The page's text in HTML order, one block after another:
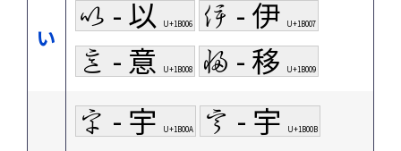
い
𛀆 - 以 U+1B006 𛀇 - 伊 U+1B007
𛀈 - 意 U+1B008 𛀉 - 移 U+1B009
𛀊 - 宇 U+1B00A 𛀋 - 宇 U+1B00B